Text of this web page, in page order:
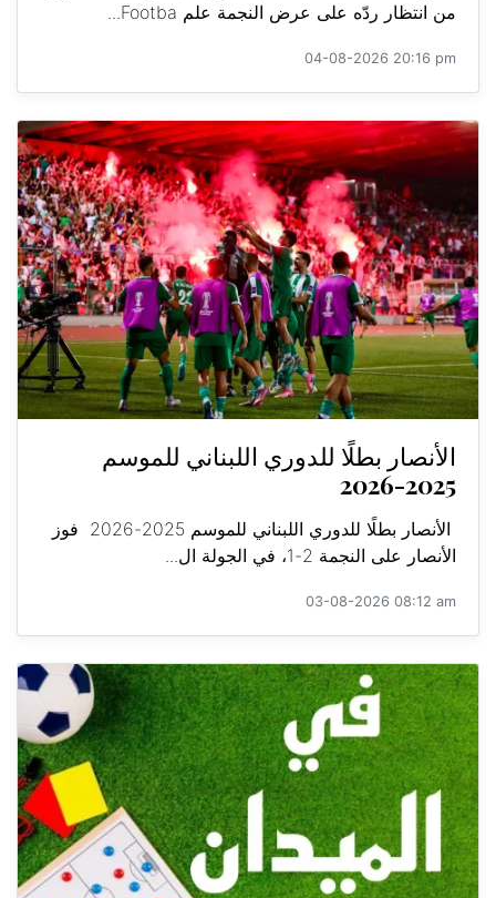
من انتظار ردّه على عرض النجمة علم Footba...
04-08-2026 20:16 pm
الأنصار بطلًا للدوري اللبناني للموسم
2025-2026
الأنصار بطلًا للدوري اللبناني للموسم 2025-2026 فوز
الأنصار على النجمة 2-1، في الجولة ال...
03-08-2026 08:12 am